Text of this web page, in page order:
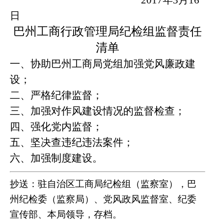
日
巴州工商行政管理局纪检组监督责任
清单
一、协助巴州工商局党组加强党风廉政建
设；
二、严格纪律监督；
三、加强对作风建设情况的监督检查；
四、强化党内监督；
五、坚决查违纪违法案件；
六、加强制度建设。
抄送： 驻自治区工商局纪检组（监察室），巴
州纪检委（监察局）、党风政风监督室、纪委
宣传部、本局领导，存档。